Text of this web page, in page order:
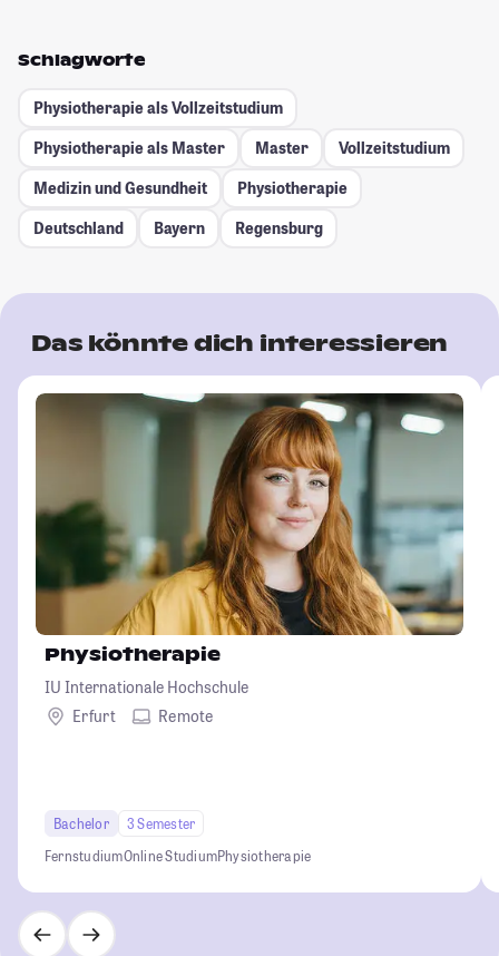
Schlagworte
Physiotherapie als Vollzeitstudium
Physiotherapie als Master
Master
Vollzeitstudium
Medizin und Gesundheit
Physiotherapie
Deutschland
Bayern Regensburg
Das könnte dich interessieren
Physiotherapie
IU Internationale Hochschule
Erfurt
Remote
Bachelor
3 Semester
FernstudiumOnline StudiumPhysiotherapie